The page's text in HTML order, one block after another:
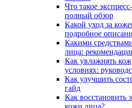
Что такое
полный обзор
Какой уход за
подробное
Какими
лица:
Как увлажнять
условиях:
Как улучшить
гайд
Как восстановить